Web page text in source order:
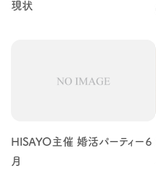
現状
HISAYO主催 婚活パーティー６
月